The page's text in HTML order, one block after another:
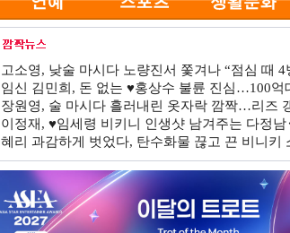
고소영, 낮술 마시다 노량진서 쫓겨나 “점심 때
임신 김민희, 돈 없는 ♥홍상수 불륜 진심…100억
장원영, 술 마시다 흘러내린 옷자락 깜짝…리즈
이정재, ♥임세령 비키니 인생샷 남겨주는 다정
혜리 과감하게 벗었다, 탄수화물 끊고 끈 비니키